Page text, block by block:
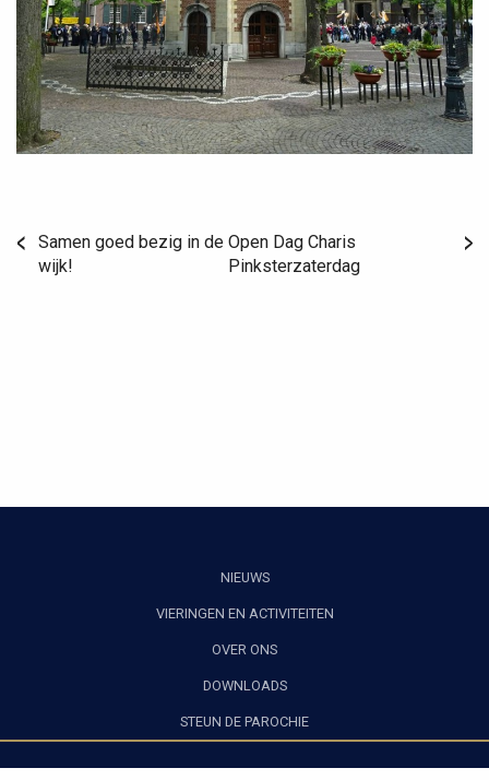
Samen goed bezig in de
wijk!
Open Dag Charis
Pinksterzaterdag
NIEUWS
VIERINGEN EN ACTIVITEITEN
OVER ONS
DOWNLOADS
STEUN DE PAROCHIE